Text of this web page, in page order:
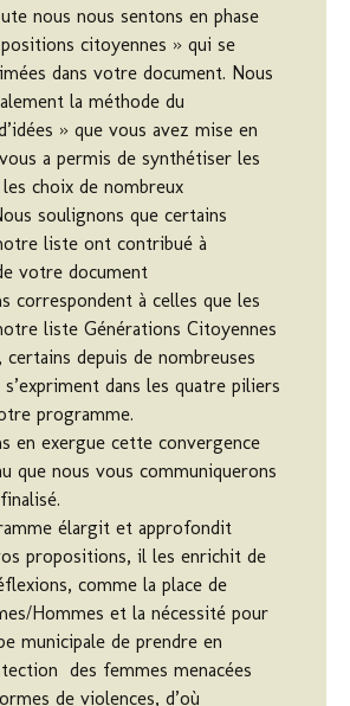
nous nous sentons en phase
citoyennes » qui se
dans votre document. Nous
la méthode du
» que vous avez mise en
a permis de synthétiser les
choix de nombreux
soulignons que certains
liste ont contribué à
votre document
correspondent à celles que les
liste Générations Citoyennes
depuis de nombreuses
dans les quatre piliers
programme.
en exergue cette convergence
que nous vous communiquerons
élargit et approfondit
propositions, il les enrichit de
comme la place de
Hommes et la nécessité pour
municipale de prendre en
des femmes menacées
de violences, d’où